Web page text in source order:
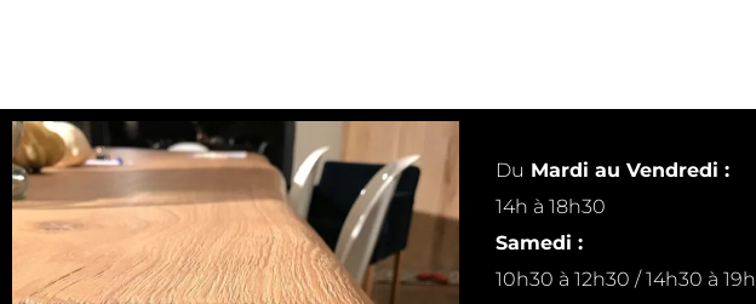
Du Mardi au Vendredi :
14h à 18h30
Samedi :
10h30 à 12h30 / 14h30 à 19h